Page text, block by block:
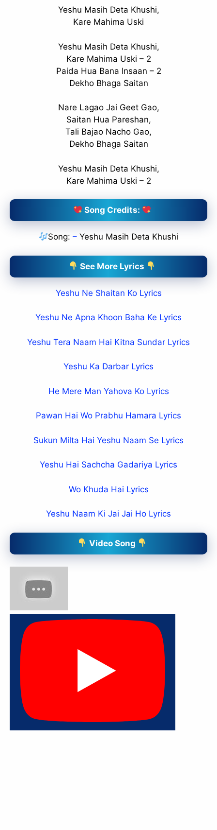
Yeshu Masih Deta Khushi,
Kare Mahima Uski
Yeshu Masih Deta Khushi,
Kare Mahima Uski – 2
Paida Hua Bana Insaan – 2
Dekho Bhaga Saitan
Nare Lagao Jai Geet Gao,
Saitan Hua Pareshan,
Tali Bajao Nacho Gao,
Dekho Bhaga Saitan
Yeshu Masih Deta Khushi,
Kare Mahima Uski – 2
Song Credits:
Song:– Yeshu Masih Deta Khushi
See More Lyrics
Yeshu Ne Shaitan Ko Lyrics
Yeshu Ne Apna Khoon Baha Ke Lyrics
Yeshu Tera Naam Hai Kitna Sundar Lyrics
Yeshu Ka Darbar Lyrics
He Mere Man Yahova Ko Lyrics
Pawan Hai Wo Prabhu Hamara Lyrics
Sukun Milta Hai Yeshu Naam Se Lyrics
Yeshu Hai Sachcha Gadariya Lyrics
Wo Khuda Hai Lyrics
Yeshu Naam Ki Jai Jai Ho Lyrics
Video Song